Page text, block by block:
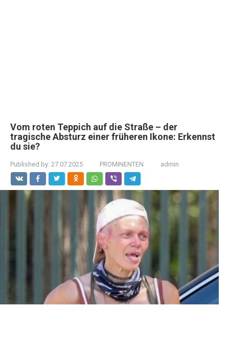
Vom roten Teppich auf die Straße – der
tragische Absturz einer früheren Ikone: Erkennst
du sie?
Published by: 27.07.2025 PROMINENTEN admin